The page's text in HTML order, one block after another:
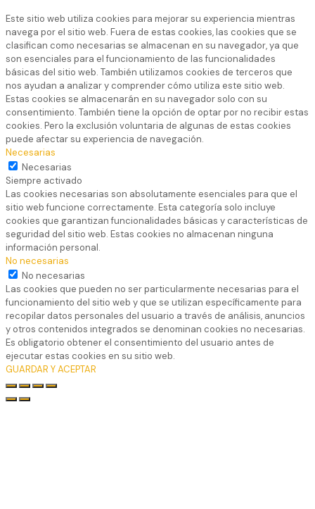
Este sitio web utiliza cookies para mejorar su experiencia mientras
navega por el sitio web. Fuera de estas cookies, las cookies que se
clasifican como necesarias se almacenan en su navegador, ya que
son esenciales para el funcionamiento de las funcionalidades
básicas del sitio web. También utilizamos cookies de terceros que
nos ayudan a analizar y comprender cómo utiliza este sitio web.
Estas cookies se almacenarán en su navegador solo con su
consentimiento. También tiene la opción de optar por no recibir estas
cookies. Pero la exclusión voluntaria de algunas de estas cookies
puede afectar su experiencia de navegación.
Necesarias
Necesarias
Siempre activado
Las cookies necesarias son absolutamente esenciales para que el
sitio web funcione correctamente. Esta categoría solo incluye
cookies que garantizan funcionalidades básicas y características de
seguridad del sitio web. Estas cookies no almacenan ninguna
información personal.
No necesarias
No necesarias
Las cookies que pueden no ser particularmente necesarias para el
funcionamiento del sitio web y que se utilizan específicamente para
recopilar datos personales del usuario a través de análisis, anuncios
y otros contenidos integrados se denominan cookies no necesarias.
Es obligatorio obtener el consentimiento del usuario antes de
ejecutar estas cookies en su sitio web.
GUARDAR Y ACEPTAR